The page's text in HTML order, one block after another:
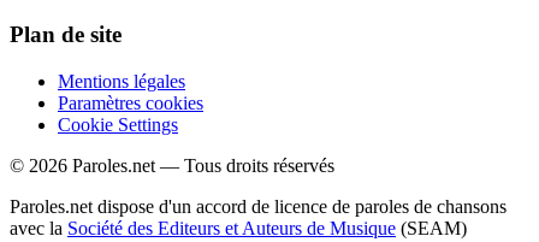
Plan de site
Mentions légales
Paramètres cookies
Cookie Settings
© 2026 Paroles.net — Tous droits réservés
Paroles.net dispose d'un accord de licence de paroles de chansons
avec la Société des Editeurs et Auteurs de Musique (SEAM)